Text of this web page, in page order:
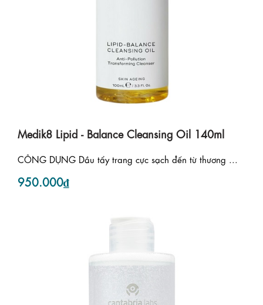
Medik8 Lipid - Balance Cleansing Oil 140ml
CÔNG DỤNG Dầu tẩy trang cực sạch đến từ thương ...
950.000₫